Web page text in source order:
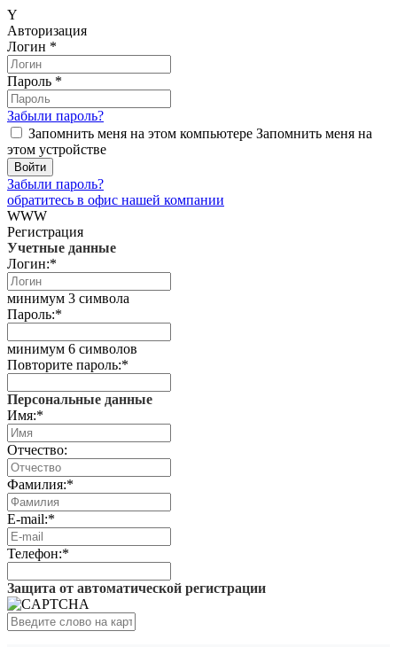
Y
Авторизация
Логин *
Пароль *
Забыли пароль?
Запомнить меня на этом компьютере Запомнить меня на
этом устройстве
Забыли пароль?
обратитесь в офис нашей компании
WWW
Регистрация
Учетные данные
Логин:*
минимум 3 символа
Пароль:*
минимум 6 символов
Повторите пароль:*
Персональные данные
Имя:*
Отчество:
Фамилия:*
E-mail:*
Телефон:*
Защита от автоматической регистрации